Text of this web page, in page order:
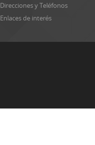
Direcciones y Teléfonos
Enlaces de interés